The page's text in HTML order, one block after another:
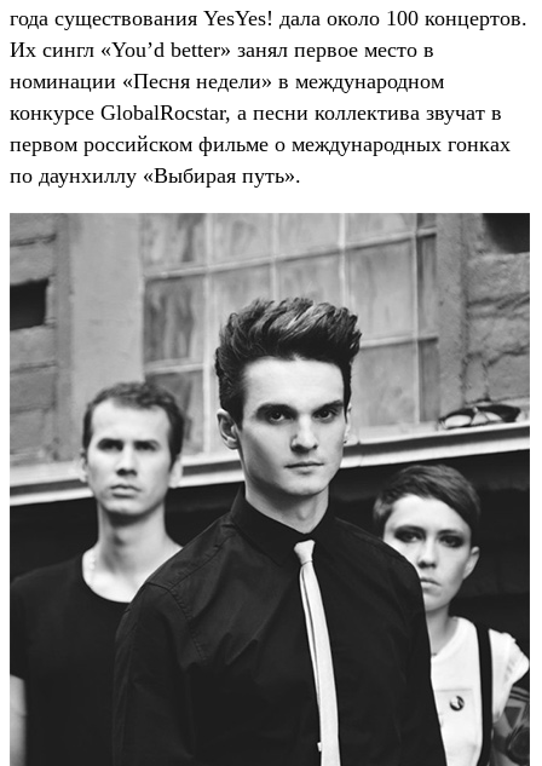
года существования YesYes! дала около 100 концертов.
Их сингл «You’d better» занял первое место в
номинации «Песня недели» в международном
конкурсе GlobalRocstar, а песни коллектива звучат в
первом российском фильме о международных гонках
по даунхиллу «Выбирая путь».